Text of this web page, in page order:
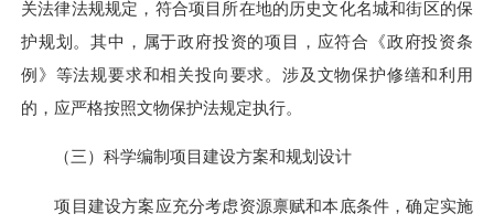
关法律法规规定，符合项目所在地的历史文化名城和街区的保
护规划。其中，属于政府投资的项目，应符合《政府投资条
例》等法规要求和相关投向要求。涉及文物保护修缮和利用
的，应严格按照文物保护法规定执行。
（三）科学编制项目建设方案和规划设计
项目建设方案应充分考虑资源禀赋和本底条件，确定实施